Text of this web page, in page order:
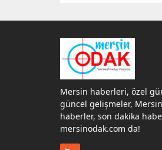
Yenişehir Belediyesi
kırsal mahallede film
yapacak. Kültür ve sanat
etkinlikleriyle
bir hareketlilik sağlayan
Belediyesi, kırsal...
Mersin haberleri, özel
güncel gelişmeler,
haberler, son dakika
mersinodak.com da!